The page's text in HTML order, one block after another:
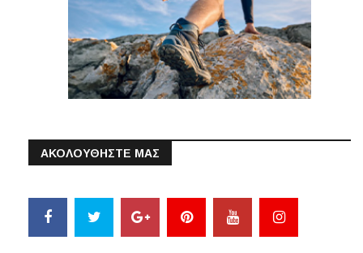
ΑΚΟΛΟΥΘΗΣΤΕ ΜΑΣ